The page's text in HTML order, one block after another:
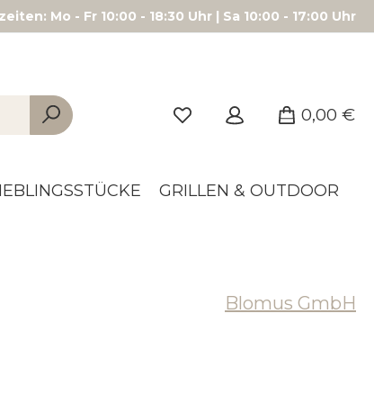
Mo - Fr 10:00 - 18:30 Uhr | Sa 10:00 - 17:00 Uhr
0,00 €
GRILLEN & OUTDOOR
Blomus GmbH